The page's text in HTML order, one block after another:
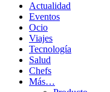
Actualidad
Eventos
Ocio
Viajes
Tecnología
Salud
Chefs
Más…